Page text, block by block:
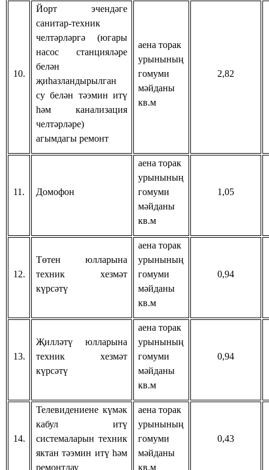
10.
Йорт эчендәге
санитар-техник
челтәрләргә (югары
насос станцияләре
белән
җиһазландырылган
су белән тәэмин итү
һәм канализация
челтәрләре)
агымдагы ремонт
аена торак
урынының
гомуми
мәйданы
кв.м
2,82
11. Домофон
аена торак
урынының
гомуми
мәйданы
кв.м
1,05
12.
Төтен юлларына
техник хезмәт
күрсәтү
аена торак
урынының
гомуми
мәйданы
кв.м
0,94
13.
Җилләтү юлларына
техник хезмәт
күрсәтү
аена торак
урынының
гомуми
мәйданы
кв.м
0,94
14.
Телевидениене күмәк
кабул итү
системаларын техник
яктан тәэмин итү һәм
ремонтлау
аена торак
урынының
гомуми
мәйданы
кв.м
0,43